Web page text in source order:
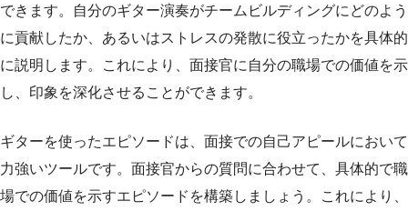
できます。自分のギター演奏がチームビルディングにどのよう
に貢献したか、あるいはストレスの発散に役立ったかを具体的
に説明します。これにより、面接官に自分の職場での価値を示
し、印象を深化させることができます。
ギターを使ったエピソードは、面接での自己アピールにおいて
力強いツールです。面接官からの質問に合わせて、具体的で職
場での価値を示すエピソードを構築しましょう。これにより、